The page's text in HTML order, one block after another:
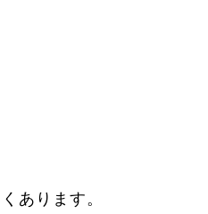
あります。